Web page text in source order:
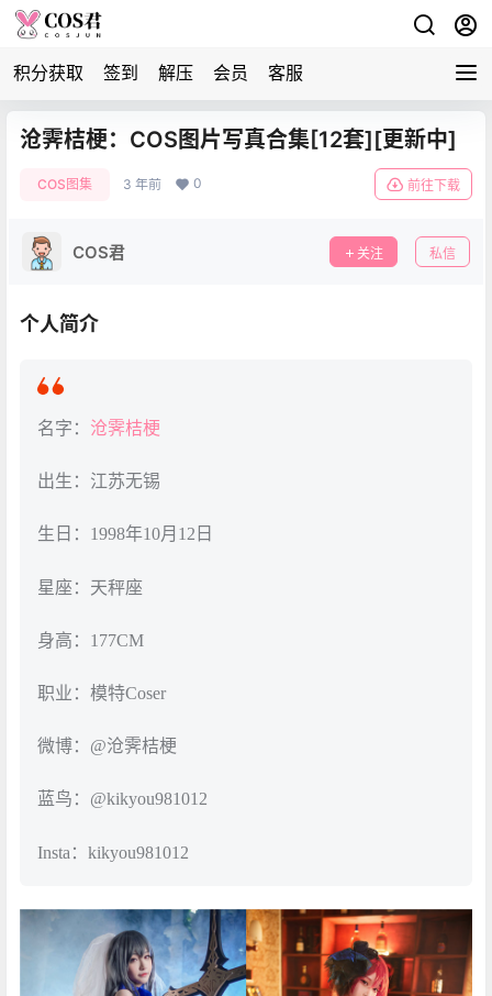
积分获取 签到 解压 会员 客服
沧霁桔梗：COS图片写真合集[12套][更新中]
COS图集 3 年前 0 前往下载
COS君 关注 私信
个人简介
名字： 沧霁桔梗
出生：江苏无锡
生日：1998年10月12日
星座：天秤座
身高：177CM
职业：模特Coser
微博：@沧霁桔梗
蓝鸟：@kikyou981012
Insta：kikyou981012